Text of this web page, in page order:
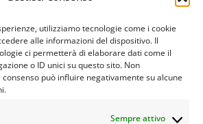
utilizziamo tecnologie come i cookie
alle informazioni del dispositivo. Il
ci permetterà di elaborare dati come il
o ID unici su questo sito. Non
può influire negativamente su alcune
Sempre attivo